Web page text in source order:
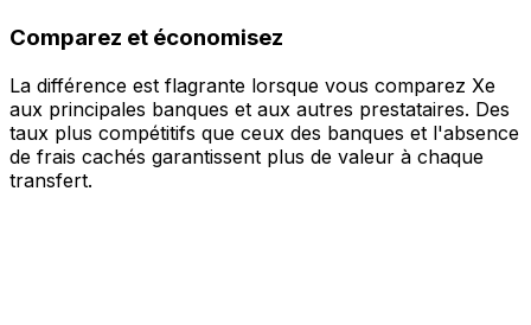
Comparez et économisez
La différence est flagrante lorsque vous comparez Xe
aux principales banques et aux autres prestataires. Des
taux plus compétitifs que ceux des banques et l'absence
de frais cachés garantissent plus de valeur à chaque
transfert.